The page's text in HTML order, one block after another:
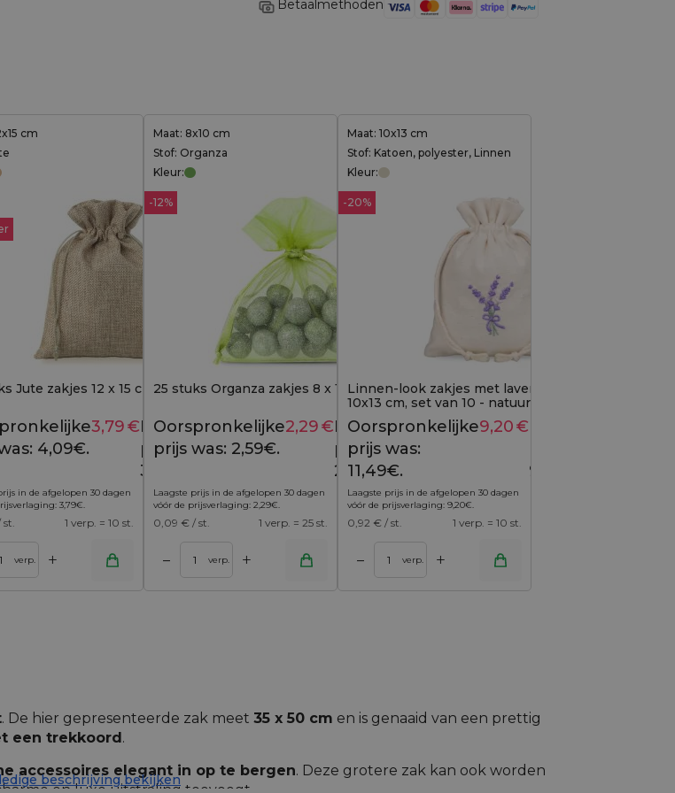
Betaalmethoden
- 10
7,39 €
cm
Jute zakjes 12 x 15 cm - natuurlijke
4,09 €
4,09€.
3,79€Huidige
prijs is:
3,79€.
in de afgelopen 30 dagen
3,79€.
1 verp. = 10 st.
verp. +
Maat: 8x10 cm
Stof: Organza
Kleur:
-12%
25 stuks Organza zakjes 8 x 10 cm - groen
2,59 €
Oorspronkelijke
prijs was: 2,59€.
2,29€Huidige
prijs is:
2,29€.
Laagste prijs in de afgelopen 30 dagen
vóór de prijsverlaging: 2,29€.
0,09 € / st. 1 verp. = 25 st.
– verp. +
Maat: 10x13 cm
Stof: Katoen, polyester, Linnen
Kleur:
-20%
Linnen-look zakjes met lavendelborduursel -
10x13 cm, set van 10 - natuurlijke charme
met een elegante twist
Oorspronkelijke
prijs was:
11,49€.
9,20€
9,20€.
Laagste prijs in de afgelopen 30 dagen
vóór de prijsverlaging: 9,20€.
0,92 € / st. 1 verp. = 10 st.
– verp. +
aan winkelwagen
. De hier gepresenteerde zak meet 35 x 50 cm en is genaaid van een prettig
een trekkoord.
accessoires elegant in op te bergen. Deze grotere zak kan ook worden
en luxe uitstraling toevoegt.
beschrijving bekijken